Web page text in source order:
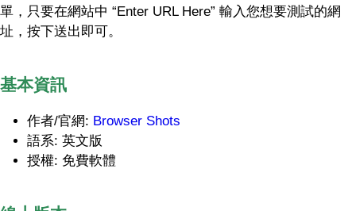
單，只要在網站中 “Enter URL Here” 輸入您想要測試的網
址，按下送出即可。
基本資訊
作者/官網: Browser Shots
語系: 英文版
授權: 免費軟體